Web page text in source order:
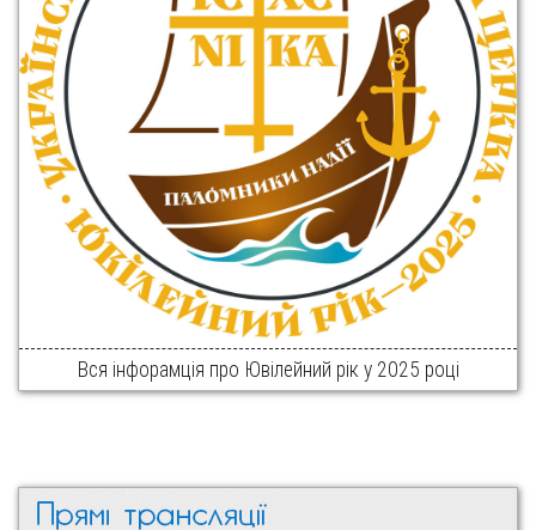
Вся інфорамція про Ювілейний рік у 2025 році